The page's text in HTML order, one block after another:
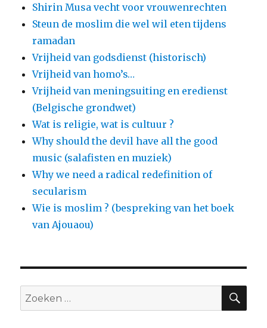
Shirin Musa vecht voor vrouwenrechten
Steun de moslim die wel wil eten tijdens
ramadan
Vrijheid van godsdienst (historisch)
Vrijheid van homo’s…
Vrijheid van meningsuiting en eredienst
(Belgische grondwet)
Wat is religie, wat is cultuur ?
Why should the devil have all the good
music (salafisten en muziek)
Why we need a radical redefinition of
secularism
Wie is moslim ? (bespreking van het boek
van Ajouaou)
Zoeken
naar: